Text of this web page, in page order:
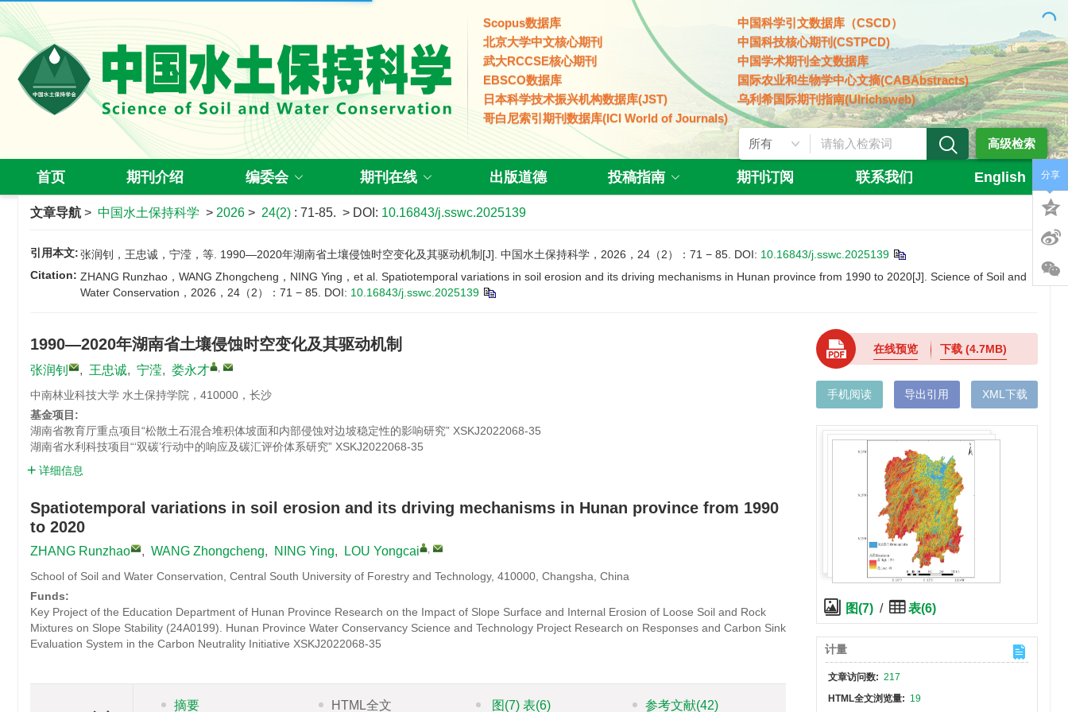
Scopus数据库
中国科学引文数据库（CSCD）
北京大学中文核心期刊
中国科技核心期刊(CSTPCD)
武大RCCSE核心期刊
中国学术期刊全文数据库
EBSCO数据库
国际农业和生物学中心文摘(CABAbstracts)
日本科学技术振兴机构数据库(JST)
乌利希国际期刊指南(Ulrichsweb)
哥白尼索引期刊数据库(ICI World of Journals)
高级检索
首页 期刊介绍 编委会 期刊在线 出版道德 投稿指南 期刊订阅 联系我们 English
文章导航 > 中国水土保持科学 > 2026 > 24(2) : 71-85. > DOI: 10.16843/j.sswc.2025139
引用本文:张润钊，王忠诚，宁滢，等. 1990—2020年湖南省土壤侵蚀时空变化及其驱动机制[J]. 中国水土保持科学，2026，24（2）：71 − 85. DOI: 10.16843/j.sswc.2025139
Citation: ZHANG Runzhao，WANG Zhongcheng，NING Ying，et al. Spatiotemporal variations in soil erosion and its driving mechanisms in Hunan province from 1990 to 2020[J]. Science of Soil and
Water Conservation，2026，24（2）：71 − 85. DOI: 10.16843/j.sswc.2025139
1990—2020年湖南省土壤侵蚀时空变化及其驱动机制
张润钊 , 王忠诚, 宁滢, 娄永才 ,
中南林业科技大学 水土保持学院，410000，长沙
基金项目:
湖南省教育厅重点项目“松散土石混合堆积体坡面和内部侵蚀对边坡稳定性的影响研究” XSKJ2022068-35
湖南省水利科技项目“‘双碳’行动中的响应及碳汇评价体系研究” XSKJ2022068-35
详细信息
Spatiotemporal variations in soil erosion and its driving mechanisms in Hunan province from 1990
to 2020
ZHANG Runzhao , WANG Zhongcheng, NING Ying, LOU Yongcai ,
School of Soil and Water Conservation, Central South University of Forestry and Technology, 410000, Changsha, China
Funds:
Key Project of the Education Department of Hunan Province Research on the Impact of Slope Surface and Internal Erosion of Loose Soil and Rock
Mixtures on Slope Stability (24A0199). Hunan Province Water Conservancy Science and Technology Project Research on Responses and Carbon Sink
Evaluation System in the Carbon Neutrality Initiative XSKJ2022068-35
摘要 HTML全文 图 (7)表(6) 参考文献(42)
在线预览 下载(4.7MB)
手机阅读 导出引用 XML下载
图(7) / 表(6)
计量
文章访问数: 217
HTML全文浏览量: 19
分享